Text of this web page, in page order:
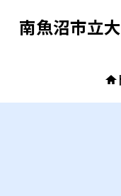
南魚沼市立